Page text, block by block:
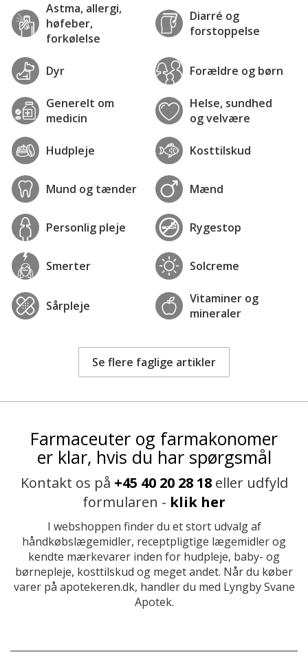
Astma, allergi,
høfeber,
forkølelse
Diarré og
forstoppelse
Dyr Forældre og børn
Generelt om
medicin
Helse, sundhed
og velvære
Hudpleje Kosttilskud
Mund og tænder Mænd
Personlig pleje Rygestop
Smerter Solcreme
Sårpleje
Vitaminer og
mineraler
Se flere faglige artikler
Farmaceuter og farmakonomer
er klar, hvis du har spørgsmål
Kontakt os på +45 40 20 28 18eller udfyld
formularen - klik her
I webshoppen finder du et stort udvalg af
håndkøbslægemidler, receptpligtige lægemidler og
kendte mærkevarer inden for hudpleje, baby- og
børnepleje, kosttilskud og meget andet. Når du køber
varer på apotekeren.dk, handler du med Lyngby Svane
Apotek.